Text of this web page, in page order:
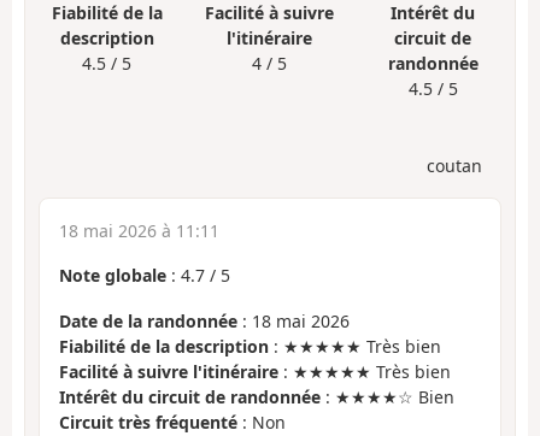
Fiabilité de la
description
4.5 / 5
Facilité à suivre
l'itinéraire
4 / 5
Intérêt du
circuit de
randonnée
4.5 / 5
coutan
18 mai 2026 à 11:11
Note globale : 4.7 / 5
Date de la randonnée : 18 mai 2026
Fiabilité de la description : ★★★★★ Très bien
Facilité à suivre l'itinéraire : ★★★★★ Très bien
Intérêt du circuit de randonnée : ★★★★☆ Bien
Circuit très fréquenté : Non